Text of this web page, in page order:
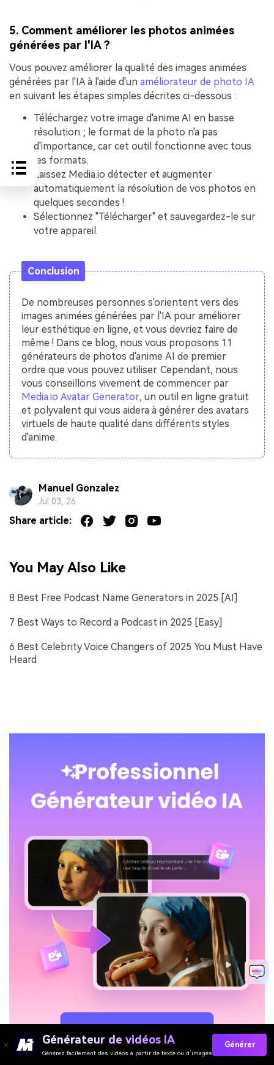
5. Comment améliorer les photos animées
générées par l'IA ?
Vous pouvez améliorer la qualité des images animées
générées par l'IA à l'aide d'un améliorateur de photo IA
en suivant les étapes simples décrites ci-dessous :
Téléchargez votre image d'anime AI en basse
résolution ; le format de la photo n'a pas
d'importance, car cet outil fonctionne avec tous
les formats.
Laissez Media.io détecter et augmenter
automatiquement la résolution de vos photos en
quelques secondes !
Sélectionnez "Télécharger" et sauvegardez-le sur
votre appareil.
Conclusion
De nombreuses personnes s'orientent vers des
images animées générées par l'IA pour améliorer
leur esthétique en ligne, et vous devriez faire de
même ! Dans ce blog, nous vous proposons 11
générateurs de photos d'anime AI de premier
ordre que vous pouvez utiliser. Cependant, nous
vous conseillons vivement de commencer par
Media.io Avatar Generator, un outil en ligne gratuit
et polyvalent qui vous aidera à générer des avatars
virtuels de haute qualité dans différents styles
d'anime.
Manuel Gonzalez
Jul 03, 26
Share article:
You May Also Like
8 Best Free Podcast Name Generators in 2025 [AI]
7 Best Ways to Record a Podcast in 2025 [Easy]
6 Best Celebrity Voice Changers of 2025 You Must Have
Heard
Générateur de vidéos IA
Générez facilement des vidéos à partir de texte ou d’images
Générer